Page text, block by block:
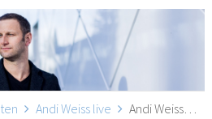
Andi Weiss live Andi Weiss live, Walzbachtal-Wössingen